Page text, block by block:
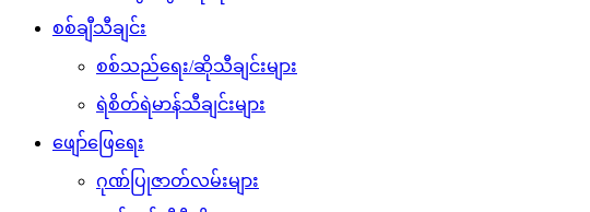
စစ်ချီသီချင်း
စစ်သည်ရေး/ဆိုသီချင်းများ
ရဲစိတ်ရဲမာန်သီချင်းများ
ဖျော်ဖြေရေး
ဂုဏ်ပြုဇာတ်လမ်းများ